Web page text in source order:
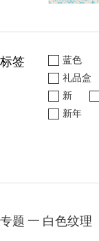
标签 蓝色
礼品盒
新
新年
专题 一 白色纹理